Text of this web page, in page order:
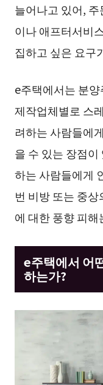
늘어나고 있어,
이나 애프터서비
집하고 싶은 요구
e주택에서는 분
제작업체별로 스
려하는 사람들에
을 수 있는 장점
하는 사람들에게
번 비방 또는 중
에 대한 풍향 피
e주택에서 어
하는가?